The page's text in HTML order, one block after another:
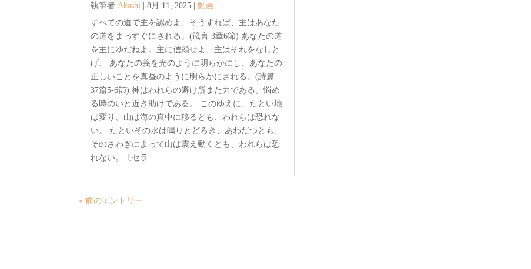
執筆者 Akashi |8月 11, 2025 |動画
すべての道で主を認めよ、そうすれば、主はあなた
の道をまっすぐにされる。(箴言 3章6節) あなたの道
を主にゆだねよ。主に信頼せよ、主はそれをなしと
げ、 あなたの義を光のように明らかにし、あなたの
正しいことを真昼のように明らかにされる。(詩篇
37篇5-6節) 神はわれらの避け所また力である。悩め
る時のいと近き助けである。 このゆえに、たとい地
は変り、山は海の真中に移るとも、われらは恐れな
い。 たといその水は鳴りとどろき、あわだつとも、
そのさわぎによって山は震え動くとも、われらは恐
れない。〔セラ...
« 前のエントリー